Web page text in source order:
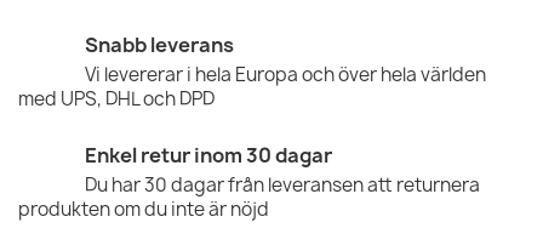
Snabb leverans
Vi levererar i hela Europa och över hela världen
med UPS, DHL och DPD
Enkel retur inom 30 dagar
Du har 30 dagar från leveransen att returnera
produkten om du inte är nöjd